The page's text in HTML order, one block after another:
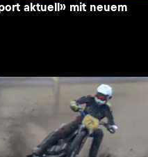
aktuell» mit neuem